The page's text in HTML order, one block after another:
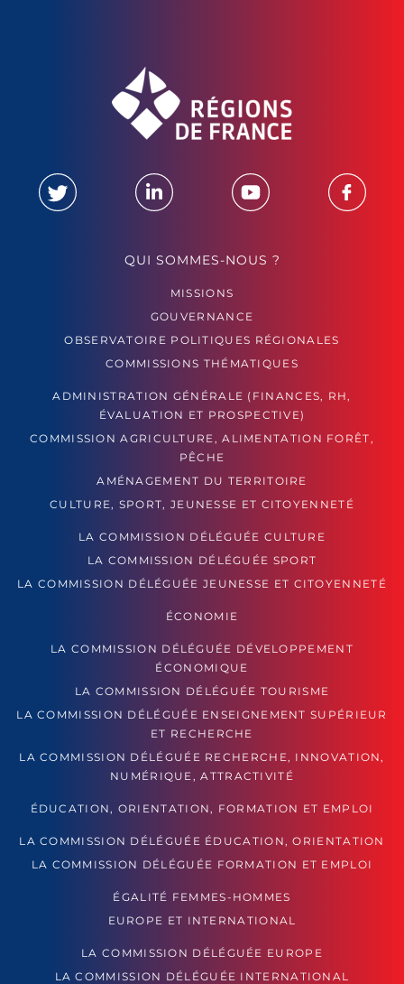
QUI SOMMES-NOUS ?
MISSIONS
GOUVERNANCE
OBSERVATOIRE POLITIQUES RÉGIONALES
COMMISSIONS THÉMATIQUES
ADMINISTRATION GÉNÉRALE (FINANCES, RH,
ÉVALUATION ET PROSPECTIVE)
COMMISSION AGRICULTURE, ALIMENTATION FORÊT,
PÊCHE
AMÉNAGEMENT DU TERRITOIRE
CULTURE, SPORT, JEUNESSE ET CITOYENNETÉ
LA COMMISSION DÉLÉGUÉE CULTURE
LA COMMISSION DÉLÉGUÉE SPORT
LA COMMISSION DÉLÉGUÉE JEUNESSE ET CITOYENNETÉ
ÉCONOMIE
LA COMMISSION DÉLÉGUÉE DÉVELOPPEMENT
ÉCONOMIQUE
LA COMMISSION DÉLÉGUÉE TOURISME
LA COMMISSION DÉLÉGUÉE ENSEIGNEMENT SUPÉRIEUR
ET RECHERCHE
LA COMMISSION DÉLÉGUÉE RECHERCHE, INNOVATION,
NUMÉRIQUE, ATTRACTIVITÉ
ÉDUCATION, ORIENTATION, FORMATION ET EMPLOI
LA COMMISSION DÉLÉGUÉE ÉDUCATION, ORIENTATION
LA COMMISSION DÉLÉGUÉE FORMATION ET EMPLOI
ÉGALITÉ FEMMES-HOMMES
EUROPE ET INTERNATIONAL
LA COMMISSION DÉLÉGUÉE EUROPE
LA COMMISSION DÉLÉGUÉE INTERNATIONAL